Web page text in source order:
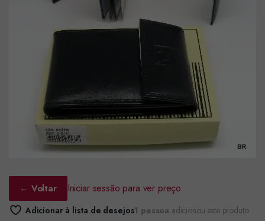
← Voltar Iniciar sessão para ver preço
Adicionar à lista de desejos1 pessoa adicionou este produto